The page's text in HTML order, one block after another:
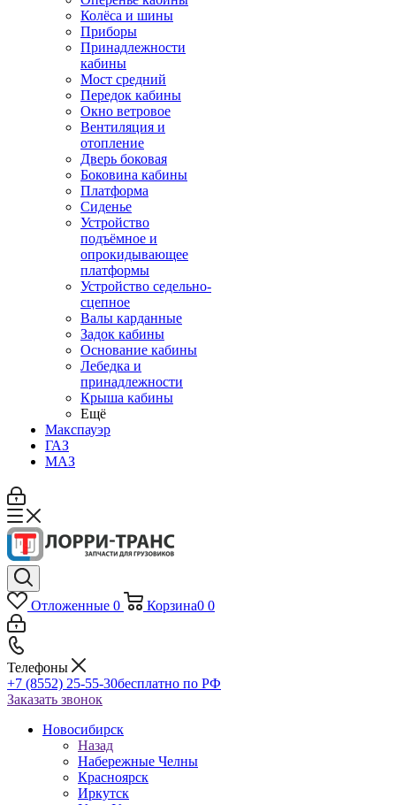
Колёса и шины
Приборы
Принадлежности
кабины
Мост средний
Передок кабины
Окно ветровое
Вентиляция и
отопление
Дверь боковая
Боковина кабины
Платформа
Сиденье
Устройство
подъёмное и
опрокидывающее
платформы
Устройство седельно-
сцепное
Валы карданные
Задок кабины
Основание кабины
Лебедка и
принадлежности
Крыша кабины
Ещё
Макспауэр
ГАЗ
МАЗ
Отложенные 0 Корзина0 0
Телефоны
+7 (8552) 25-55-30бесплатно по РФ
Заказать звонок
Новосибирск
Назад
Набережные Челны
Красноярск
Иркутск